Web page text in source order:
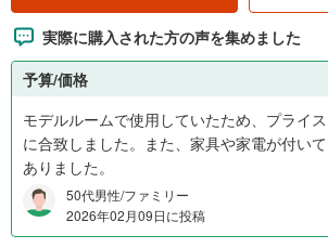
実際に購入された方の声を集めました
予算/価格
モデルルームで使用していたため、プライ
に合致しました。また、家具や家電が付い
ありました。
50代男性/ファミリー
2026年02月09日に投稿